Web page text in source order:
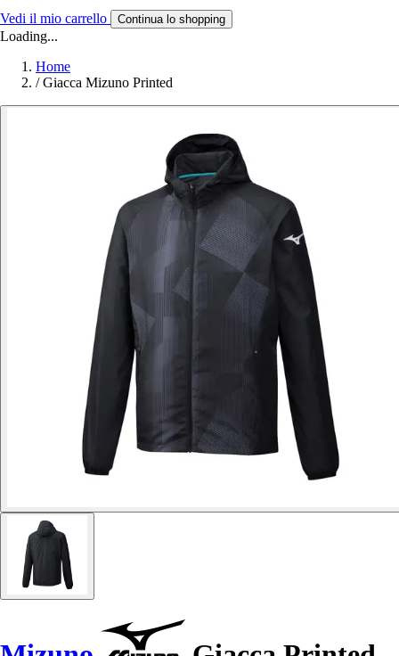
Vedi il mio carrello Continua lo shopping
Loading...
Home
/ Giacca Mizuno Printed